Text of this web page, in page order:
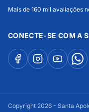
Mais de 160 mil avaliações
CONECTE-SE COM A
Copyright 2026 - Santa